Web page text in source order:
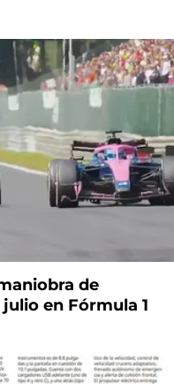
de
en Fórmula 1